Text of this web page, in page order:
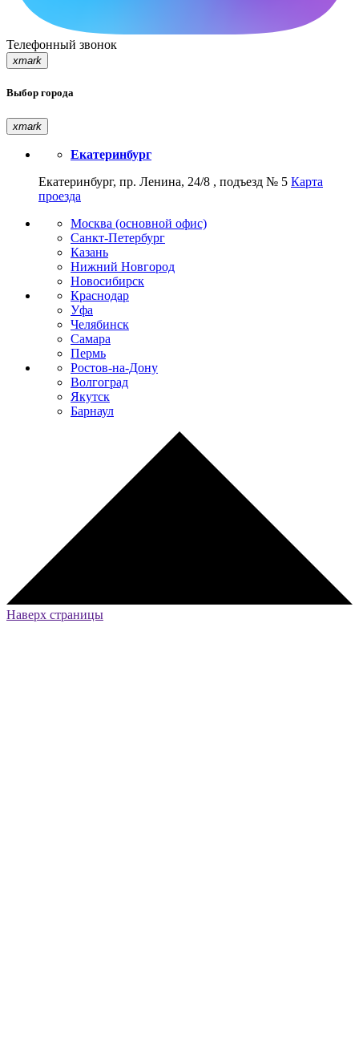
Телефонный звонок
xmark
Выбор города
xmark
Екатеринбург
Екатеринбург, пр. Ленина, 24/8 , подъезд № 5 Карта
проезда
Москва (основной офис)
Санкт-Петербург
Казань
Нижний Новгород
Новосибирск
Краснодар
Уфа
Челябинск
Самара
Пермь
Ростов-на-Дону
Волгоград
Якутск
Барнаул
Наверх страницы